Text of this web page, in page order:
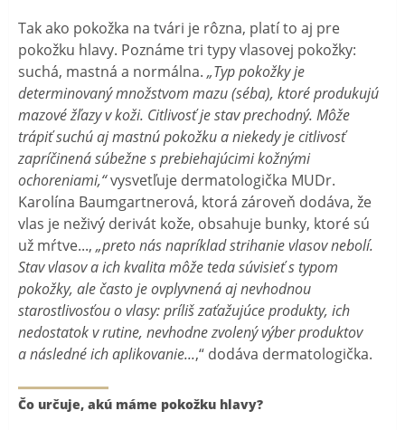
Tak ako pokožka na tvári je rôzna, platí to aj pre
pokožku hlavy. Poznáme tri typy vlasovej pokožky:
suchá, mastná a normálna. „Typ pokožky je
determinovaný množstvom mazu (séba), ktoré produkujú
mazové žľazy v koži. Citlivosť je stav prechodný. Môže
trápiť suchú aj mastnú pokožku a niekedy je citlivosť
zapríčinená súbežne s prebiehajúcimi kožnými
ochoreniami,“vysvetľuje dermatologička MUDr.
Karolína Baumgartnerová, ktorá zároveň dodáva, že
vlas je neživý derivát kože, obsahuje bunky, ktoré sú
už mŕtve..., „preto nás napríklad strihanie vlasov nebolí.
Stav vlasov a ich kvalita môže teda súvisieť s typom
pokožky, ale často je ovplyvnená aj nevhodnou
starostlivosťou o vlasy: príliš zaťažujúce produkty, ich
nedostatok v rutine, nevhodne zvolený výber produktov
a následné ich aplikovanie...,“ dodáva dermatologička.
Čo určuje, akú máme pokožku hlavy?